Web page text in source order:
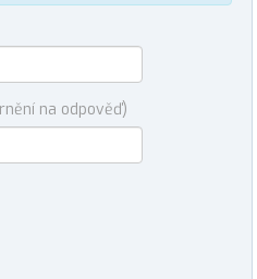
na odpověď)